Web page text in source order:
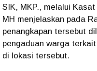
SIK, MKP., melalui
MH menjelaskan pada
penangkapan tersebut
pengaduan warga
di lokasi tersebut.